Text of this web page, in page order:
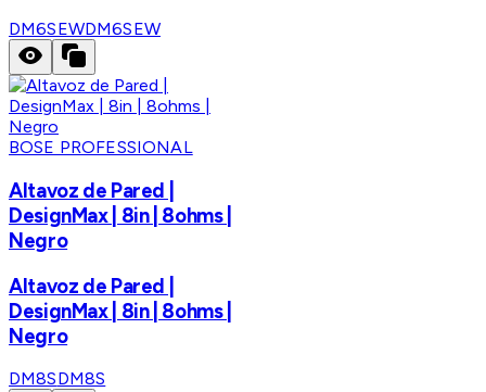
DM6SEWDM6SEW
BOSE PROFESSIONAL
Altavoz de Pared |
DesignMax | 8in | 8ohms |
Negro
Altavoz de Pared |
DesignMax | 8in | 8ohms |
Negro
DM8SDM8S